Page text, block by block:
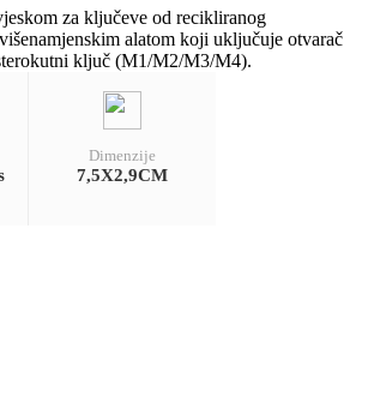
za ključeve od recikliranog
alatom koji uključuje otvarač
ključ (M1/M2/M3/M4).
Dimenzije
7,5X2,9CM